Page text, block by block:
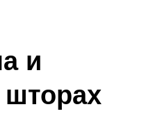
и
шторах